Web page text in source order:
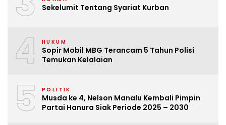
Sekelumit Tentang Syariat Kurban
4 HUKUM
Sopir Mobil MBG Terancam 5 Tahun Polisi
Temukan Kelalaian
5 POLITIK
Musda ke 4, Nelson Manalu Kembali Pimpin
Partai Hanura Siak Periode 2025 – 2030